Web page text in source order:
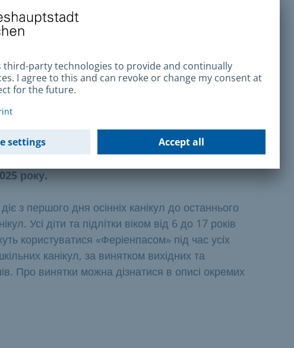
сім’ї можуть отримати безкоштовний
проїзний» завдяки організації SZ Gute Werke.
можна отримати в соціальних
ви можетезнайтисвійнайближчий соціальний
на канікули» на 2025/26 рік розпочнеться
року.
з першого дня осінніх канікул до останнього
Усі діти та підлітки віком від 6 до 17 років
користуватися «Феріенпасом» під час усіх
канікул, за винятком вихідних та
Про винятки можна дізнатися в описі окремих